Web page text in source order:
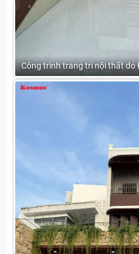
Công trình trang trí nội thất do